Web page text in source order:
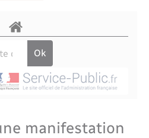
manifestation